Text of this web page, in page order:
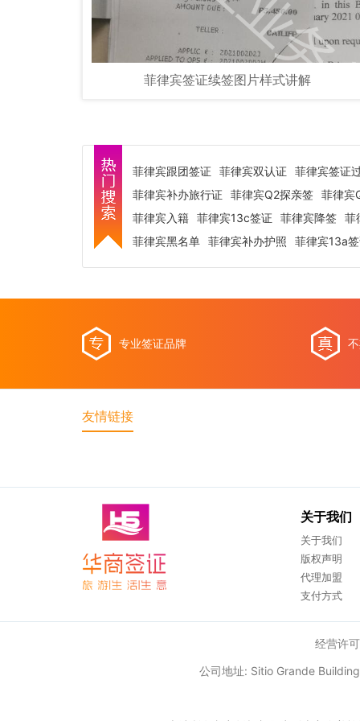
菲律宾签证续签图片样式讲解
菲律宾跟团签证 菲律宾双认证
菲律宾签证
菲律宾补办旅行证
菲律宾Q2探亲签 菲律宾
菲律宾入籍 菲律宾13c签证 菲律宾降签 菲
菲律宾黑名单 菲律宾补办护照 菲律宾13a
专业签证品牌
友情链接
关于我们
关于我们
版权声明
代理加盟
支付方式
经营许
公司地址: Sitio Grande